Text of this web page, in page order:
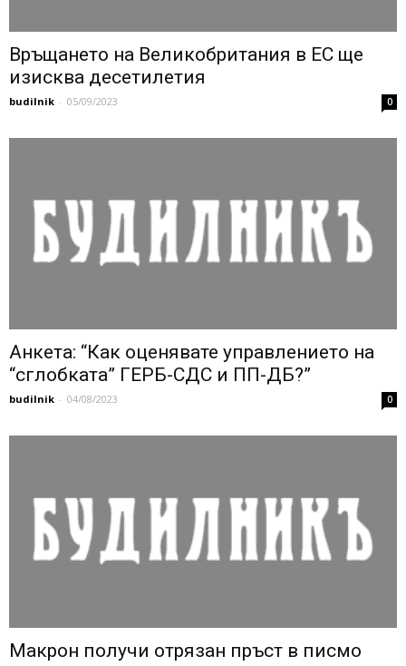
Връщането на Великобритания в ЕС ще
изисква десетилетия
budilnik - 05/09/2023 0
Анкета: “Как оценявате управлението на
“сглобката” ГЕРБ-СДС и ПП-ДБ?”
budilnik - 04/08/2023 0
Макрон получи отрязан пръст в писмо